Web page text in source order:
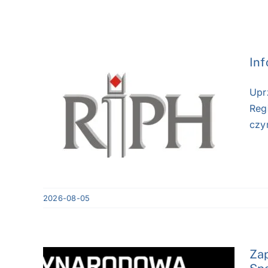
2026-08-05